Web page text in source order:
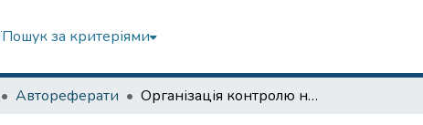
Пошук за критеріями
Автореферати Організація контролю навчальної діяльності майбутніх учителів іноземних мов у вищих педагогічних навчальних закладах України (кінець ХХ - початок ХХІ ст.)